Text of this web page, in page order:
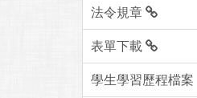
法令規章
表單下載
學生學習歷程檔案